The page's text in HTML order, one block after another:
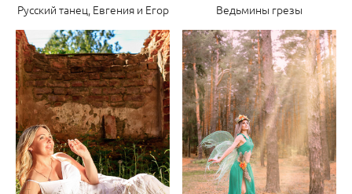
Русский танец, Евгения и Егор Ведьмины грезы